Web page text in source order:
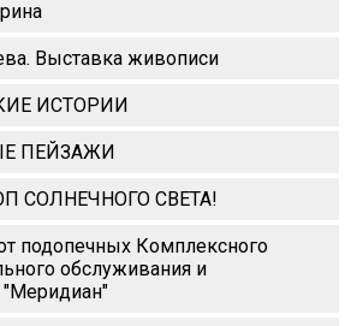
Выставка живописи
ИСТОРИИ
ПЕЙЗАЖИ
СОЛНЕЧНОГО СВЕТА!
подопечных Комплексного
обслуживания и
"Меридиан"